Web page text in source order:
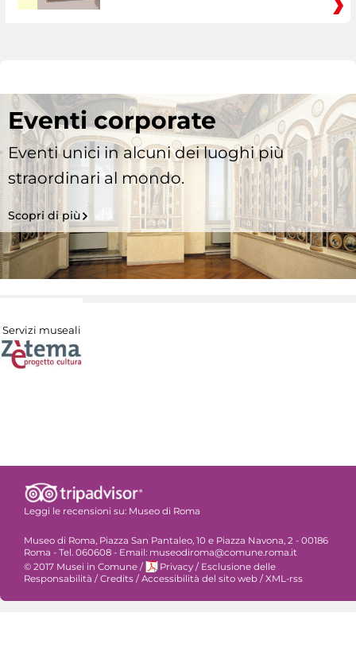
Eventi corporate
Eventi unici in alcuni dei luoghi più
straordinari al mondo.
Scopri di più
Servizi museali
Leggi le recensioni su: Museo di Roma
Museo di Roma, Piazza San Pantaleo, 10 e Piazza Navona, 2 - 00186
Roma - Tel. 060608 - Email: museodiroma@comune.roma.it
© 2017 Musei in Comune / Privacy / Esclusione delle
Responsabilità / Credits / Accessibilità del sito web / XML-rss